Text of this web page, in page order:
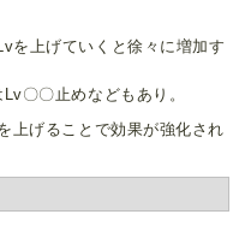
を上げていくと徐々に増加す
〇〇止めなどもあり。
上げることで効果が強化され